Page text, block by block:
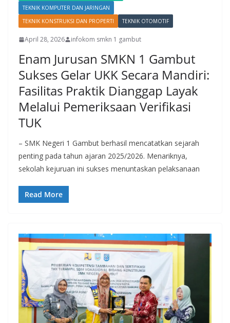
TEKNIK KOMPUTER DAN JARINGAN
TEKNIK KONSTRUKSI DAN PROPERTI
TEKNIK OTOMOTIF
April 28, 2026 infokom smkn 1 gambut
Enam Jurusan SMKN 1 Gambut
Sukses Gelar UKK Secara Mandiri:
Fasilitas Praktik Dianggap Layak
Melalui Pemeriksaan Verifikasi
TUK
– SMK Negeri 1 Gambut berhasil mencatatkan sejarah
penting pada tahun ajaran 2025/2026. Menariknya,
sekolah kejuruan ini sukses menuntaskan pelaksanaan
Read More